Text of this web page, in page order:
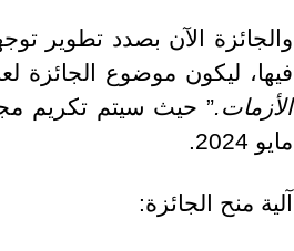
والجائزة الآن بصدد تطوير
فيها، ليكون موضوع الجائزة لعام
الأزمات.” حيث سيتم تكريم
مايو 2024.
آلية منح الجائزة: